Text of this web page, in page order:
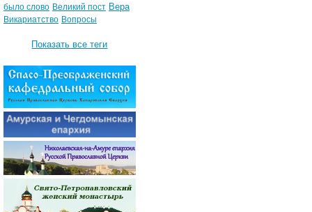
было слово Великий пост Вера
Викариатство Вопросы
Показать все теги